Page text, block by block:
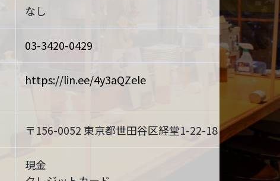
なし
03-3420-0429
https://lin.ee/4y3aQZele
〒156-0052 東京都世田谷区経堂1-22-18MAP
現金